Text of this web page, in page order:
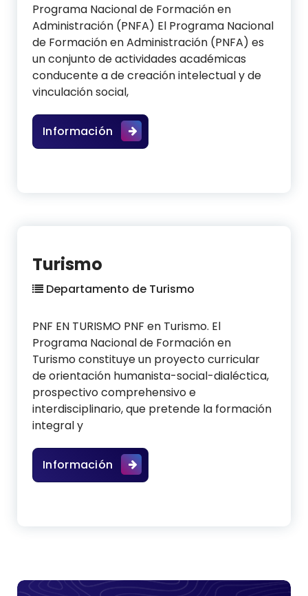
Programa Nacional de Formación en
Administración (PNFA) El Programa Nacional
de Formación en Administración (PNFA) es
un conjunto de actividades académicas
conducente a de creación intelectual y de
vinculación social,
Información PNF Administración
Turismo
Departamento de Turismo
PNF EN TURISMO PNF en Turismo. El
Programa Nacional de Formación en
Turismo constituye un proyecto curricular
de orientación humanista-social-dialéctica,
prospectivo comprehensivo e
interdisciplinario, que pretende la formación
integral y
Información Turismo